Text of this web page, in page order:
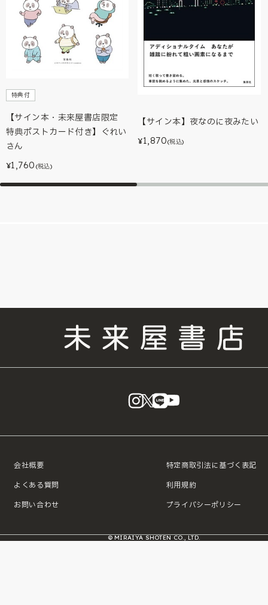
特典付
【サイン本・未来屋書店限定
特典ポストカード付き】ぐれい
さん
¥1,760 (税込)
【サイン本】夜なのに夜みたい
¥1,870(税込)
instagram
X LINE
会社概要
よくある質問
お問い合わせ
特定商取引法に基づく表記
利用規約
プライバシーポリシー
© MIRAIYA SHOTEN CO., LTD.